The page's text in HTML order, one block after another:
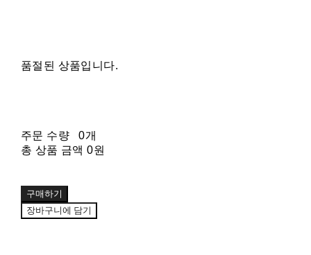
품절된 상품입니다.
주문 수량
0개
총 상품 금액 0원
구매하기
장바구니에 담기